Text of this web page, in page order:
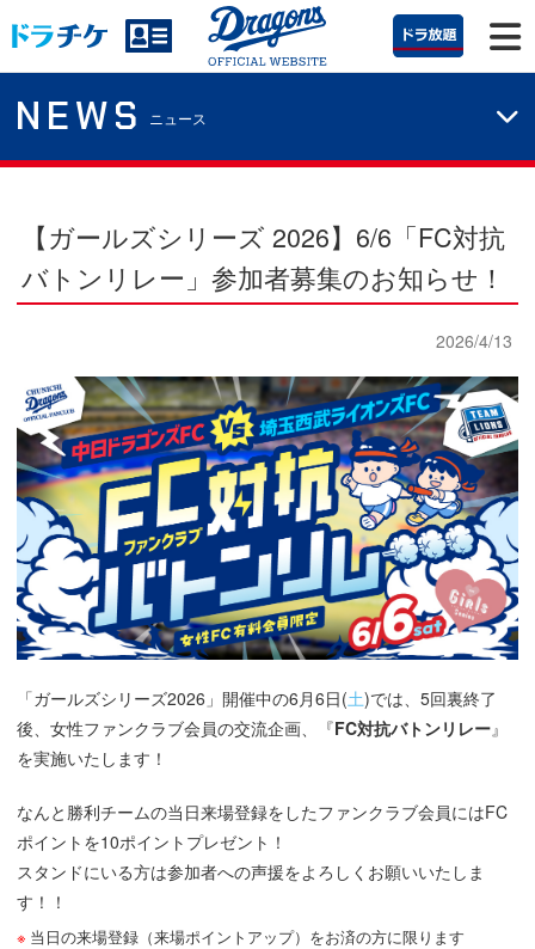
NEWS ニュース
【ガールズシリーズ 2026】 6/6「FC対抗
バトンリレー」参加者募集のお知らせ！
2026/4/13
「ガールズシリーズ2026」開催中の6月6日(土)では、5回裏終了
後、女性ファンクラブ会員の交流企画、『FC対抗バトンリレー』
を実施いたします！
なんと勝利チームの当日来場登録をしたファンクラブ会員にはFC
ポイントを10ポイントプレゼント！
スタンドにいる方は参加者への声援をよろしくお願いいたしま
す！！
当日の来場登録（来場ポイントアップ）をお済の方に限ります